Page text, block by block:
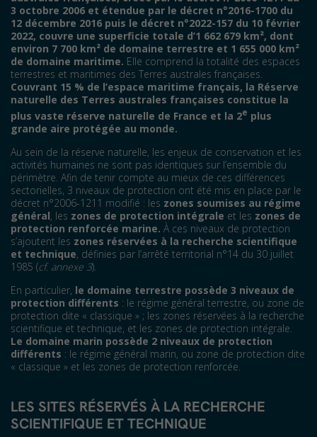
3 octobre 2006 et étendue par le décret n°2016-1700 du
12 décembre 2016 puis le décret n°2022-157 du 10 février
2022, couvre une superficie totale d’1 662 679 km², dont
environ 7 700 km² de domaine terrestre et 1 655 000 km²
de domaine maritime. Elle comprend la totalité des espaces
terrestres et maritimes des Terres australes françaises.
Couvrant 15 % de l’espace maritime français, la Réserve
naturelle des Terres australes françaises constitue la
plus vaste réserve naturelle de France et la 2e plus
grande aire protégée au monde.
Au sein de la réserve naturelle, les enjeux de conservation et les
activités humaines ne sont pas identiques sur l’ensemble du
périmètre. Afin de tenir compte au mieux de ces différences
sectorielles, 3 niveaux de protection ont été mis en place par le
décret n°2006-1211 modifié : les zones soumises au régime
général, les zones de protection intégrale et les zones de
protection renforcée marine. À ces niveaux de protection
s’ajoutent les zones réservées à la recherche scientifique
et technique, définies par l’arrêté territorial n°14 du 30 juillet
1985 (cf. annexe 3).
En particulier, le domaine terrestre possède 3 niveaux de
protection différents : le régime général terrestre, ou zone de
protection dite « classique » ; les zones réservées à la recherche
scientifique et technique, et les zones de protection intégrale.
Le domaine marin possède 2 niveaux de protection
différents : le régime général marin, ou zone de protection dite
« classique » et les zones de protection renforcée.
LES SITES RÉSERVÉS À LA RECHERCHE
SCIENTIFIQUE ET TECHNIQUE